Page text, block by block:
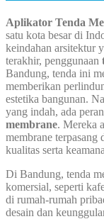
Aplikator Tenda
satu kota besar di
keindahan arsitektur
terakhir, penggunaan
Bandung, tenda ini
memberikan
estetika bangunan.
yang indah, ada
membrane. Mereka
membrane terpasang
kualitas serta
Di Bandung, tenda
komersial, seperti
di rumah-rumah
desain dan